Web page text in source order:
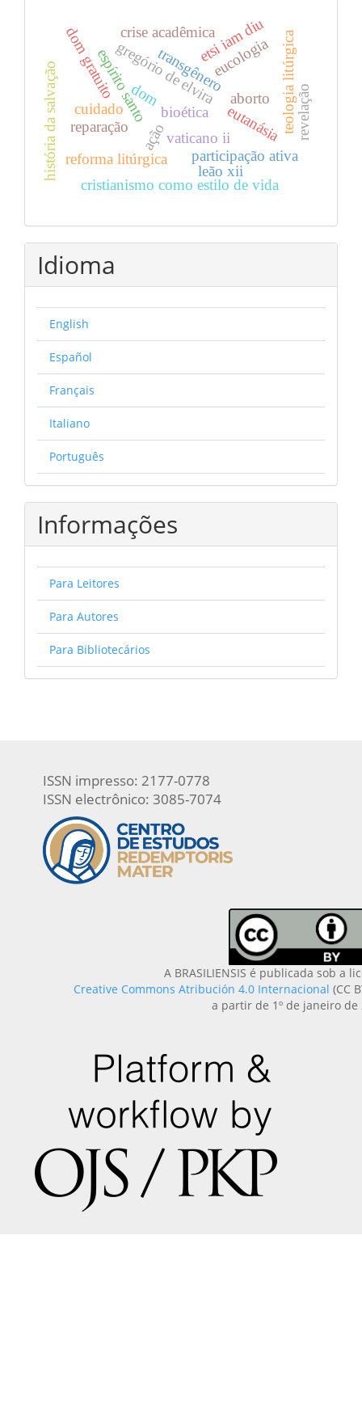
gregório de elvira
espírito santo
dom
ação
bioética eutanásia
transgênero
aborto
cuidado
reforma litúrgica
vaticano ii
participação ativa
eucologia
história da salvação teologia litúrgica
leão xii
etsi iam diu
cristianismo como estilo de vida
dom gratuito
revelação
crise acadêmica
reparação
Idioma
English
Español
Français
Italiano
Português
Informações
Para Leitores
Para Autores
Para Bibliotecários
ISSN impresso: 2177-0778
ISSN electrônico: 3085-7074
A BRASILIENSIS é publicada sob a
Creative Commons Atribución 4.0 Internacional (CC
a partir de 1º de janeiro de